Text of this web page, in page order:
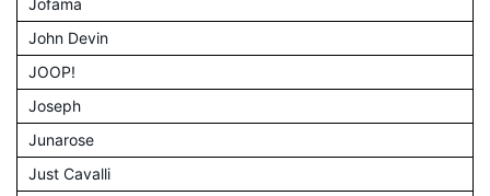
John Devin
JOOP!
Joseph
Junarose
Just Cavalli